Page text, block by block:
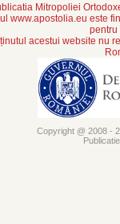
Mitropoliei
www.apostolia.eu este
pentru
acestui website nu
Copyright @ 2008 -